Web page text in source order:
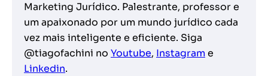
Marketing Jurídico. Palestrante, professor e
um apaixonado por um mundo jurídico cada
vez mais inteligente e eficiente. Siga
@tiagofachini no Youtube, Instagrame
Linkedin.